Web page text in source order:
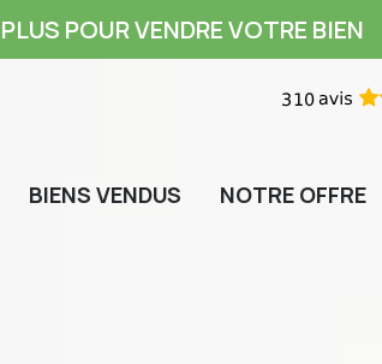
POUR VENDRE VOTRE BIEN
BIENS VENDUS NOTRE OFFRE